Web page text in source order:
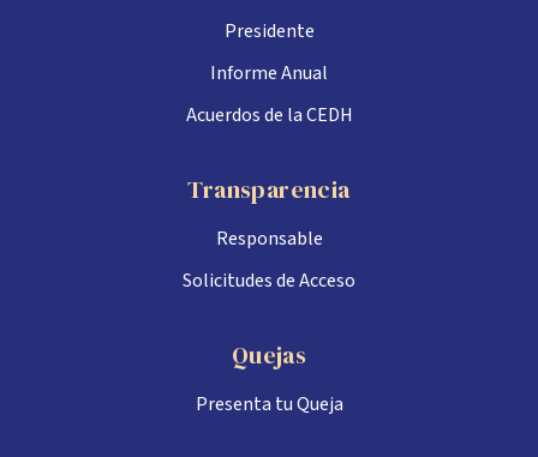
Presidente
Informe Anual
Acuerdos de la CEDH
Transparencia
Responsable
Solicitudes de Acceso
Quejas
Presenta tu Queja